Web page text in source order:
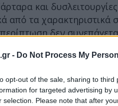
- Do Not Process My
opt-out of the sale, sharing to
for targeted advertising by
selection. Please note that after
και
από τα
δεν
τους σε μία νέα φάση
με ορμονικές